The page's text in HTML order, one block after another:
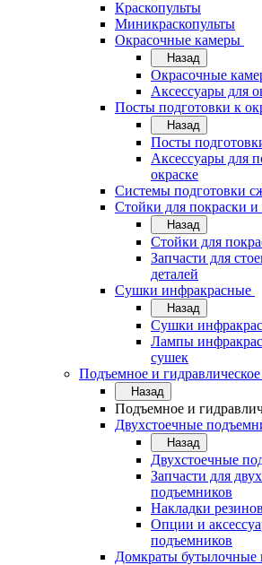
Краскопульты
Миникраскопульты
Окрасочные камеры
Назад
Окрасочные
Аксессуары для
Посты подготовки к
Назад
Посты
Аксессуары для
окраске
Системы подготовки
Стойки для покраски
Назад
Стойки для
Запчасти для
деталей
Сушки инфракрасные
Назад
Сушки
Лампы
сушек
Подъемное и
Назад
Подъемное и
Двухстоечные
Назад
Двухстоечные
Запчасти для
подъемников
Накладки
Опции и
подъемников
Домкраты бутылочные